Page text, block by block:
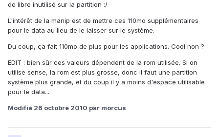
de libre inutilisé sur la partition :/
L'intérêt de la manip est de mettre ces 110mo supplémentaires
pour le data au lieu de le laisser sur le système.
Du coup, ça fait 110mo de plus pour les applications. Cool non ?
EDIT : bien sûr ces valeurs dépendent de la rom utilisée. Si on
utilise sense, la rom est plus grosse, donc il faut une partition
système plus grande, et du coup il y a moins d'espace utilisable
pour le data...
Modifié 26 octobre 2010 par morcus